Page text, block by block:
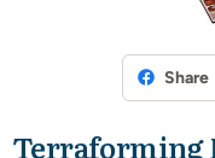
Share
Terraforming